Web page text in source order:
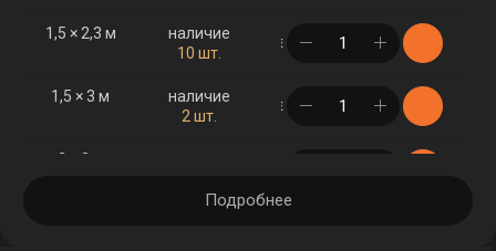
1,5 × 2,3 м
наличие
10 шт.
в корзине
1,5 × 3 м
наличие
2 шт.
в корзине
2 × 3 м
Подробнее